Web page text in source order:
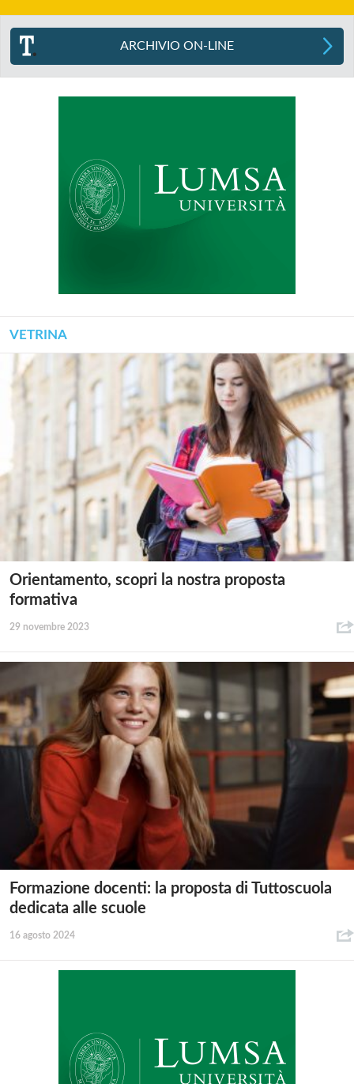
ARCHIVIO ON-LINE
VETRINA
Orientamento, scopri la nostra proposta
formativa
29 novembre 2023
Formazione docenti: la proposta di Tuttoscuola
dedicata alle scuole
16 agosto 2024